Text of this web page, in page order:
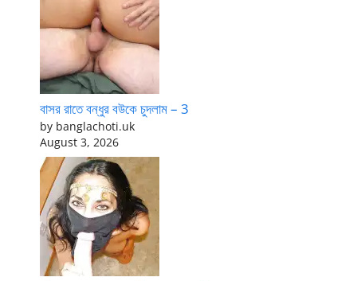
বাসর রাতে বন্ধুর বউকে চুদলাম – 3
by banglachoti.uk
August 3, 2026